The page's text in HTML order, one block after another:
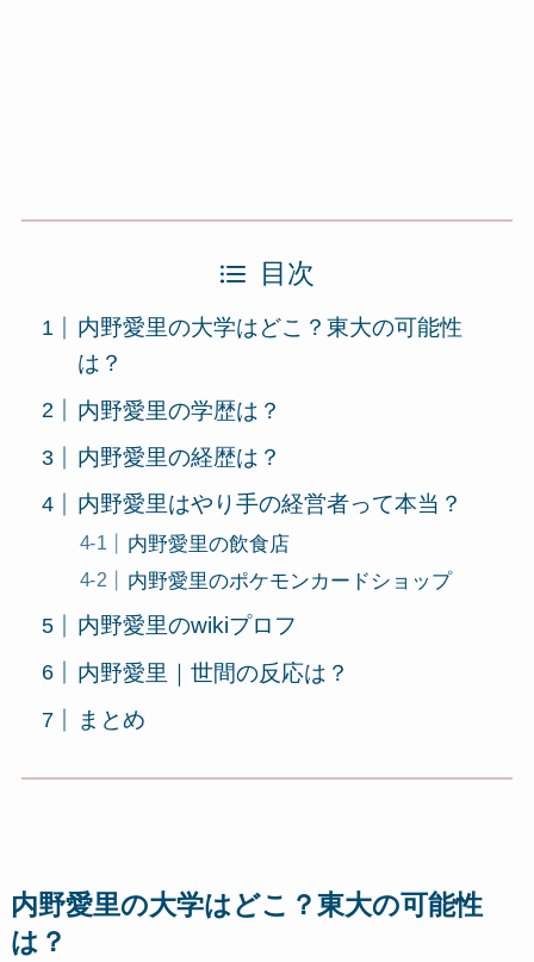
目次
内野愛里の大学はどこ？東大の可能性
は？
内野愛里の学歴は？
内野愛里の経歴は？
内野愛里はやり手の経営者って本当？
内野愛里の飲食店
内野愛里のポケモンカードショップ
内野愛里のwikiプロフ
内野愛里｜世間の反応は？
まとめ
内野愛里の大学はどこ？東大の可能性
は？